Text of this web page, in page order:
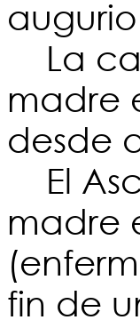
La
madre
desde
El
madre
fin de